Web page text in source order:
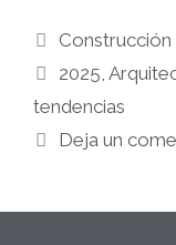
Construcción
2025 ,
tendencias
Deja un